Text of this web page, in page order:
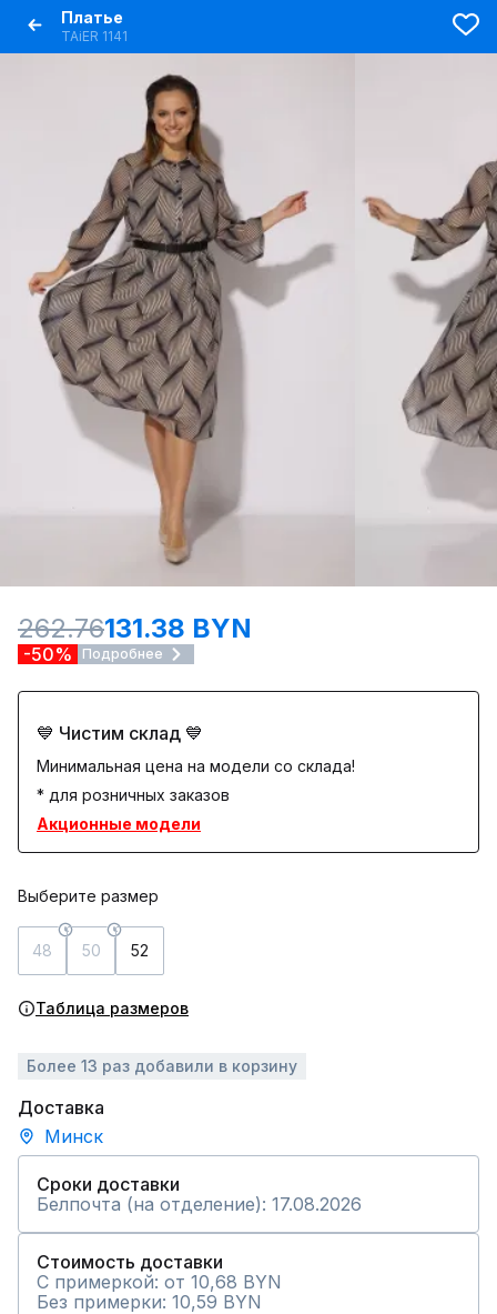
Платье
TAiER 1141
262.76131.38 BYN
-50% Подробнее
💙 Чистим склад 💙
Минимальная цена на модели со склада!
* для розничных заказов
Акционные модели
Выберите размер
48 50 52
Таблица размеров
Более 13 раз добавили в корзину
Доставка
Минск
Сроки доставки
Белпочта (на отделение): 17.08.2026
Стоимость доставки
С примеркой: от 10,68 BYN
Без примерки: 10,59 BYN